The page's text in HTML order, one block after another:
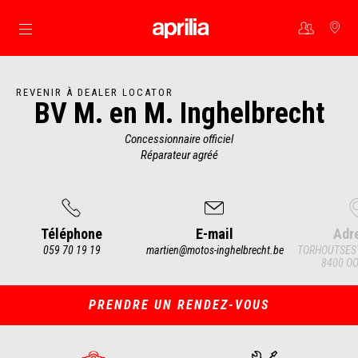
Aller au contenu principal
REVENIR À DEALER LOCATOR
BV M. en M. Inghelbrecht
Concessionnaire officiel
Réparateur agréé
Téléphone
059 70 19 19
E-mail
martien@motos-inghelbrecht.be
8400
of
PRENDRE UN RENDEZ-VOUS